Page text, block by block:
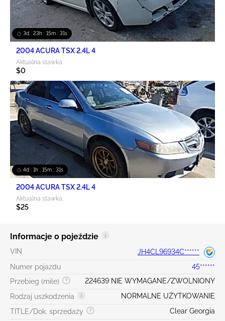
3d : 23h : 15m : 30s
2004 ACURA TSX 2.4L 4
Aktualna stawka:
$0
4d : 1h : 15m : 30s
2004 ACURA TSX 2.4L 4
Aktualna stawka:
$25
Informacje o pojeździe
VIN
JH4CL96934C******
Numer pojazdu
45******
Przebieg (mile)
224639 NIE WYMAGANE/ZWOLNIONY
Rodzaj uszkodzenia
NORMALNE UŻYTKOWANIE
TITLE/Dok. sprzedaży
Clear Georgia